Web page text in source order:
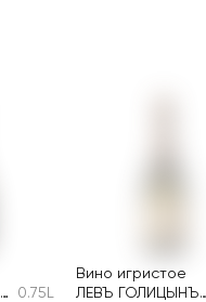
0.75L
Вино игристое
ЛЕВЪ ГОЛИЦЫНЪ